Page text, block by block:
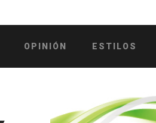
OPINIÓN ESTILOS